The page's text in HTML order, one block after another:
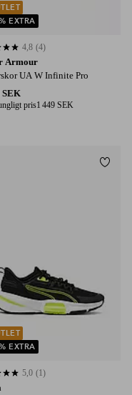
Armour
UA W Infinite Pro
SEK
pris1 449 SEK
på 4 st betyg
4,8 (4)
EXTRA
på 1 st betyg
5,0 (1)
EXTRA